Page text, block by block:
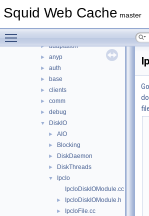
Squid Web Cache master
► scripts
► adaptation
► anyp
► auth
► base
► clients
► comm
► debug
▼ DiskIO
► AIO
► Blocking
► DiskDaemon
► DiskThreads
▼
IpcIo
IpcIoDiskIOModule.cc
► IpcIoDiskIOModule.h
► IpcIoFile.cc